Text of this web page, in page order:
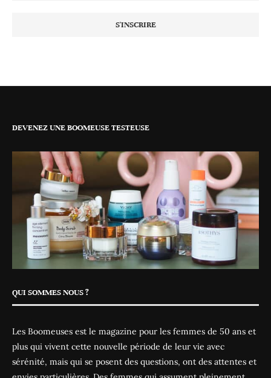
DEVENEZ UNE BOOMEUSE TESTEUSE
QUI SOMMES NOUS ?
Les Boomeuses est le magazine pour les femmes de 50 ans et
plus qui vivent cette nouvelle période de leur vie avec
sérénité, mais qui se posent des questions, ont des attentes et